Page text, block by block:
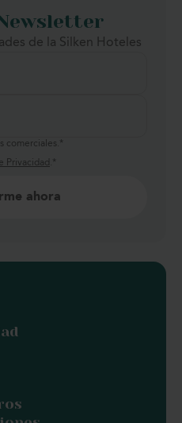
de la Silken Hoteles
comerciales. *
Privacidad *